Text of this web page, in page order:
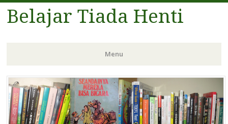
Belajar Tiada Henti
Menu
Skip
to
content